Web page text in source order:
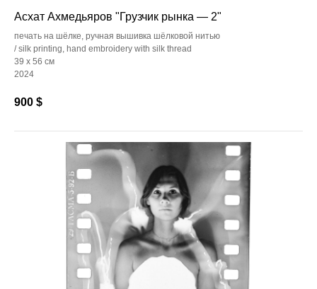
Асхат Ахмедьяров "Грузчик рынка — 2"
печать на шёлке, ручная вышивка шёлковой нитью
/ silk printing, hand embroidery with silk thread
39 x 56 см
2024
900 $